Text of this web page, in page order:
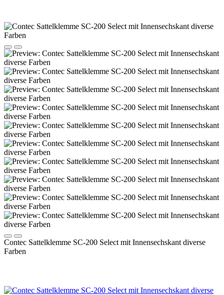
Contec Sattelklemme SC-200 Select mit Innensechskant diverse
Farben